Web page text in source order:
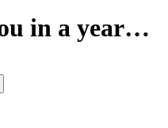
in a year…